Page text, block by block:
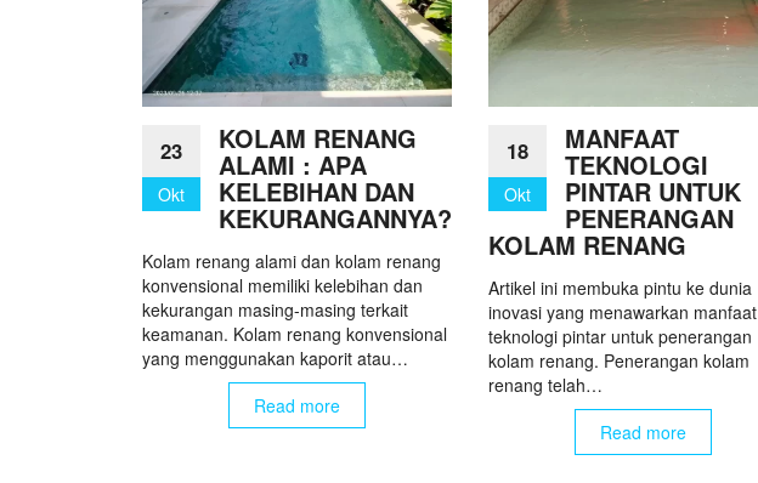
23
Okt
KOLAM RENANG
ALAMI : APA
KELEBIHAN DAN
KEKURANGANNYA?
Kolam renang alami dan kolam renang
konvensional memiliki kelebihan dan
kekurangan masing-masing terkait
keamanan. Kolam renang konvensional
yang menggunakan kaporit atau…
Read more
18
Okt
MANFAAT
TEKNOLOGI
PINTAR UNTUK
PENERANGAN
KOLAM RENANG
Artikel ini membuka pintu ke dunia
inovasi yang menawarkan manfaat
teknologi pintar untuk penerangan
kolam renang. Penerangan kolam
renang telah…
Read more